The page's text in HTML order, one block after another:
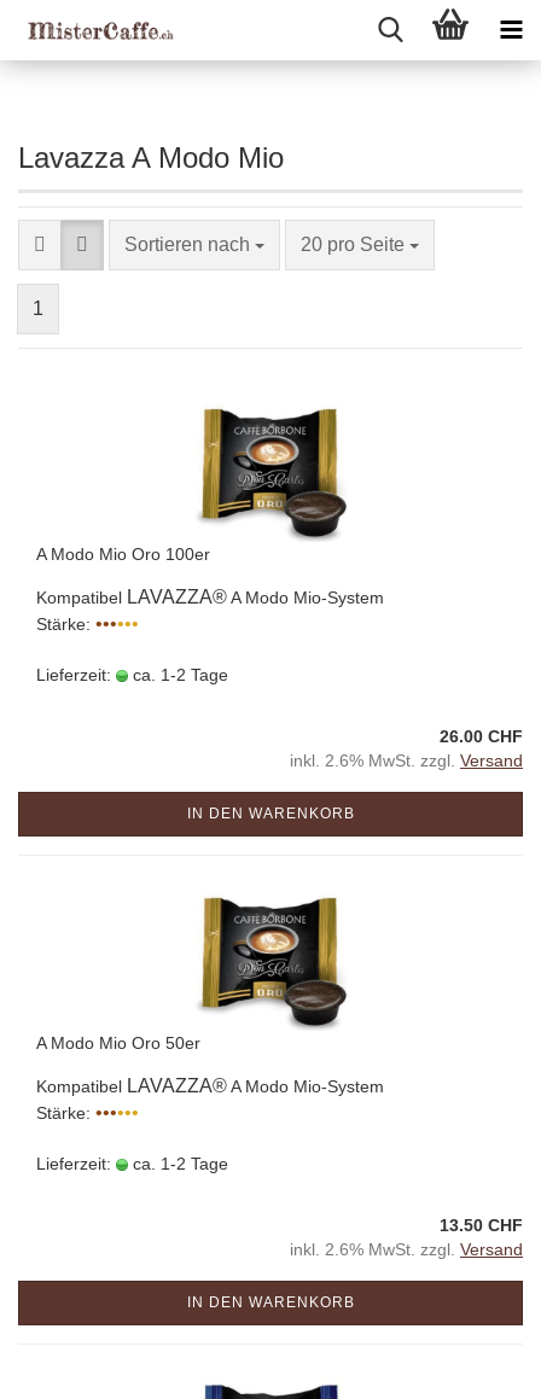
Lavazza A Modo Mio
Sortieren nach 20 pro Seite
1
A Modo Mio Oro 100er
Kompatibel LAVAZZA®A Modo Mio-System
Stärke: ••••••
Lieferzeit: ca. 1-2 Tage
26.00 CHF
inkl. 2.6% MwSt. zzgl. Versand
IN DEN WARENKORB
A Modo Mio Oro 50er
Kompatibel LAVAZZA®A Modo Mio-System
Stärke: ••••••
Lieferzeit: ca. 1-2 Tage
13.50 CHF
inkl. 2.6% MwSt. zzgl. Versand
IN DEN WARENKORB